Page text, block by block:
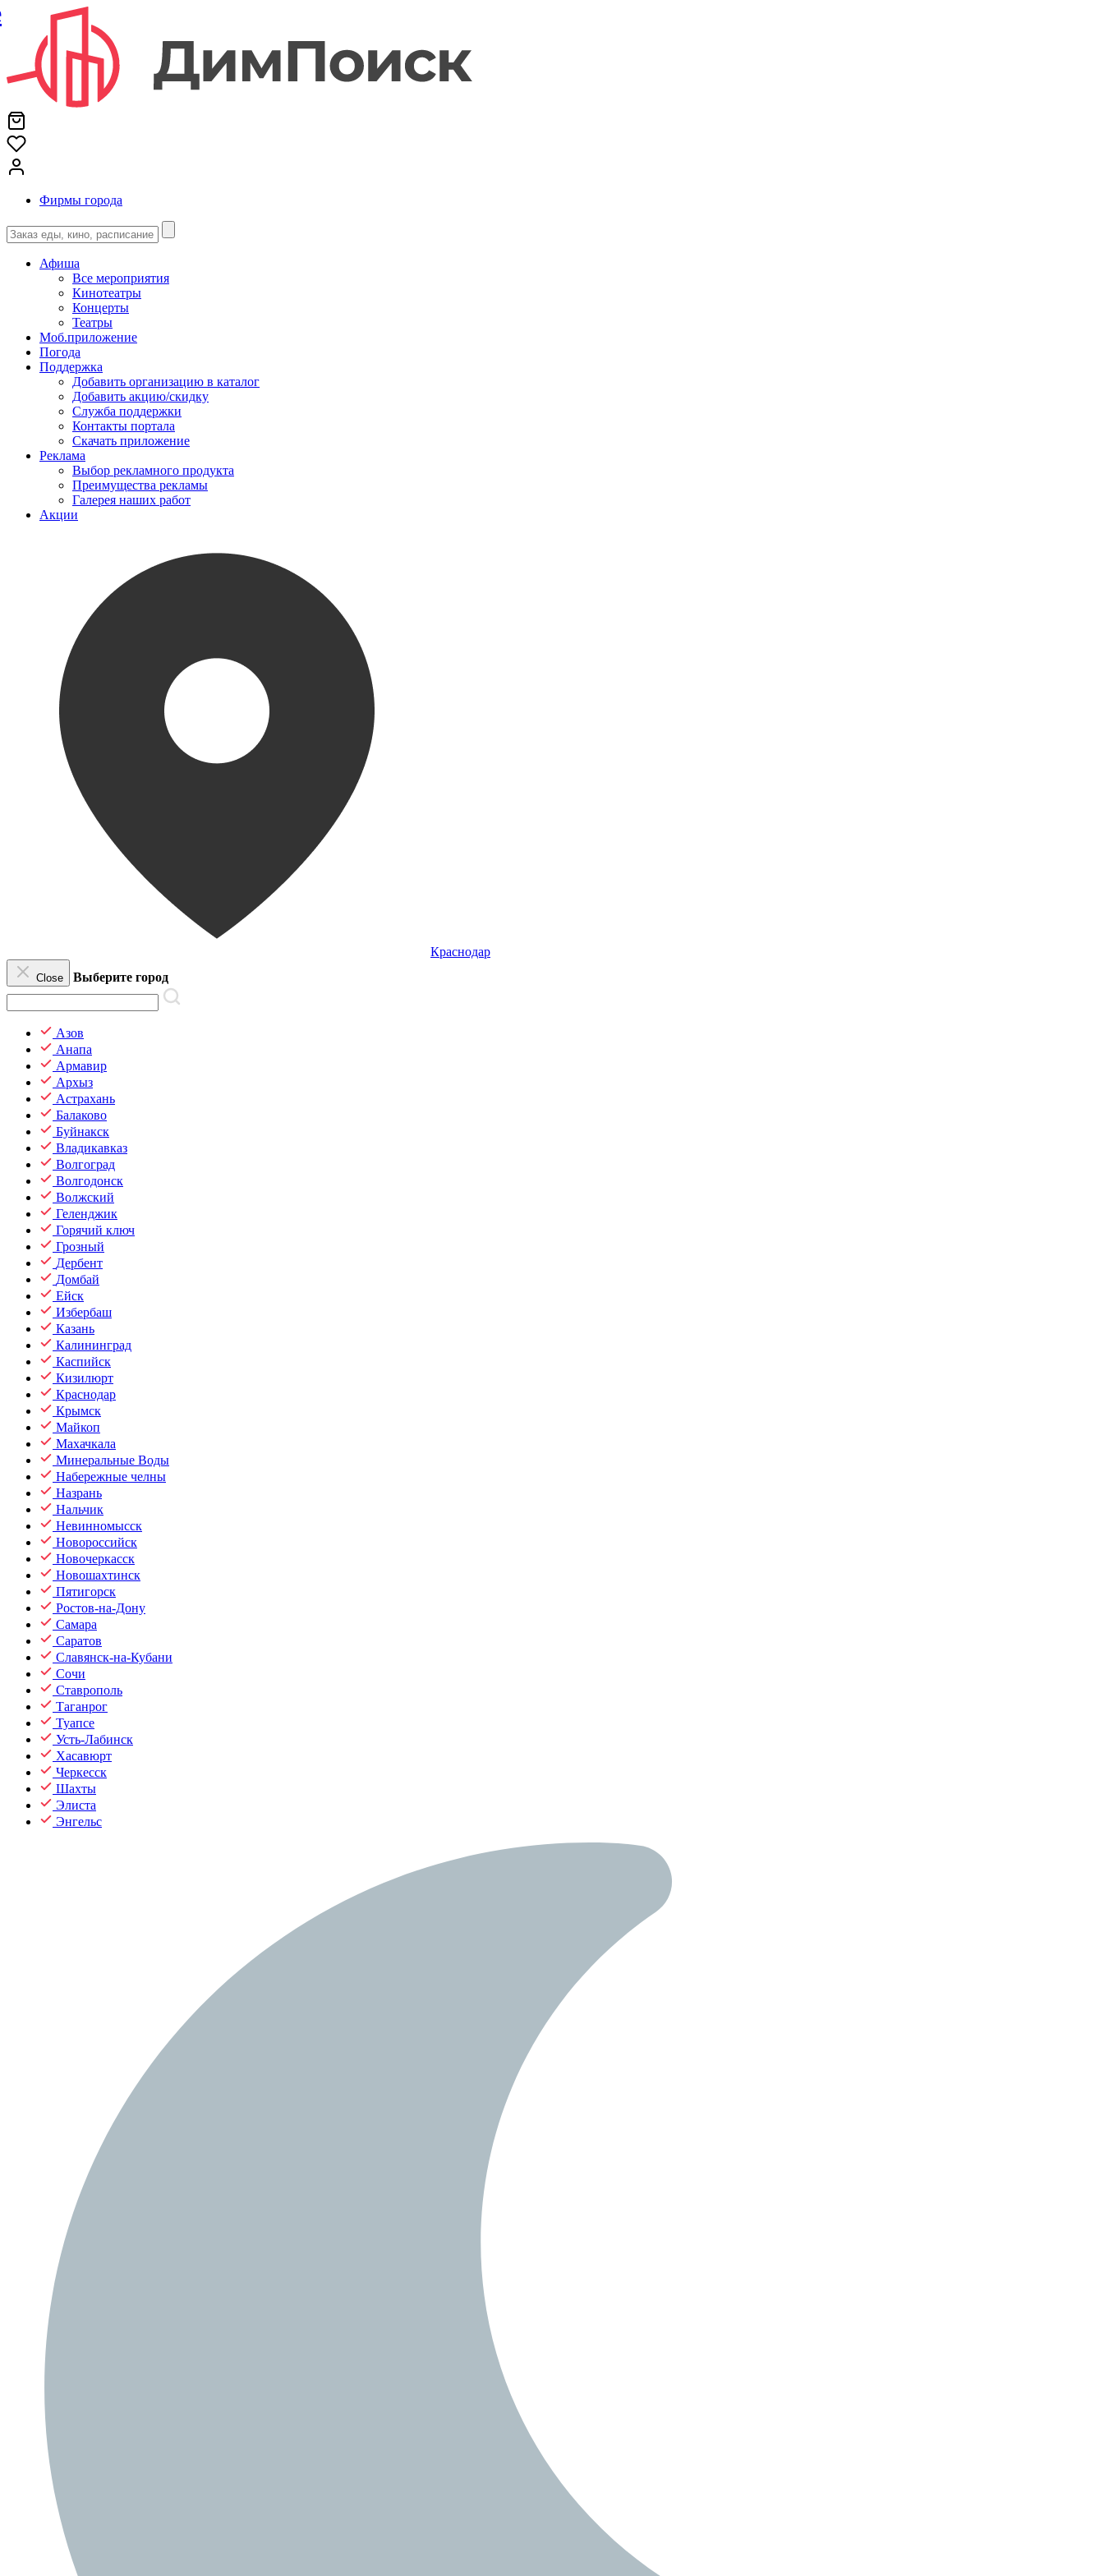
Фирмы города
Афиша
Все мероприятия
Кинотеатры
Концерты
Театры
Моб.приложение
Погода
Поддержка
Добавить организацию в каталог
Добавить акцию/скидку
Служба поддержки
Контакты портала
Скачать приложение
Реклама
Выбор рекламного продукта
Преимущества рекламы
Галерея наших работ
Акции
Краснодар
Close Выберите город
Азов
Анапа
Армавир
Архыз
Астрахань
Балаково
Буйнакск
Владикавказ
Волгоград
Волгодонск
Волжский
Геленджик
Горячий ключ
Грозный
Дербент
Домбай
Ейск
Избербаш
Казань
Калининград
Каспийск
Кизилюрт
Краснодар
Крымск
Майкоп
Махачкала
Минеральные Воды
Набережные челны
Назрань
Нальчик
Невинномысск
Новороссийск
Новочеркасск
Новошахтинск
Пятигорск
Ростов-на-Дону
Самара
Саратов
Славянск-на-Кубани
Сочи
Ставрополь
Таганрог
Туапсе
Усть-Лабинск
Хасавюрт
Черкесск
Шахты
Элиста
Энгельс